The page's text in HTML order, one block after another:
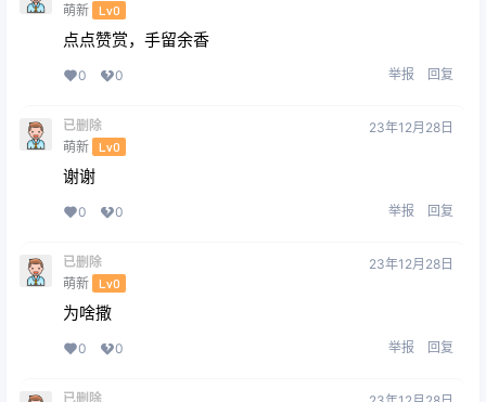
萌新 Lv0
点点赞赏，手留余香
0 0 举报 回复
已删除
萌新 Lv0
23年12月28日
谢谢
0 0 举报 回复
已删除
萌新 Lv0
23年12月28日
为啥撒
0 0 举报 回复
已删除